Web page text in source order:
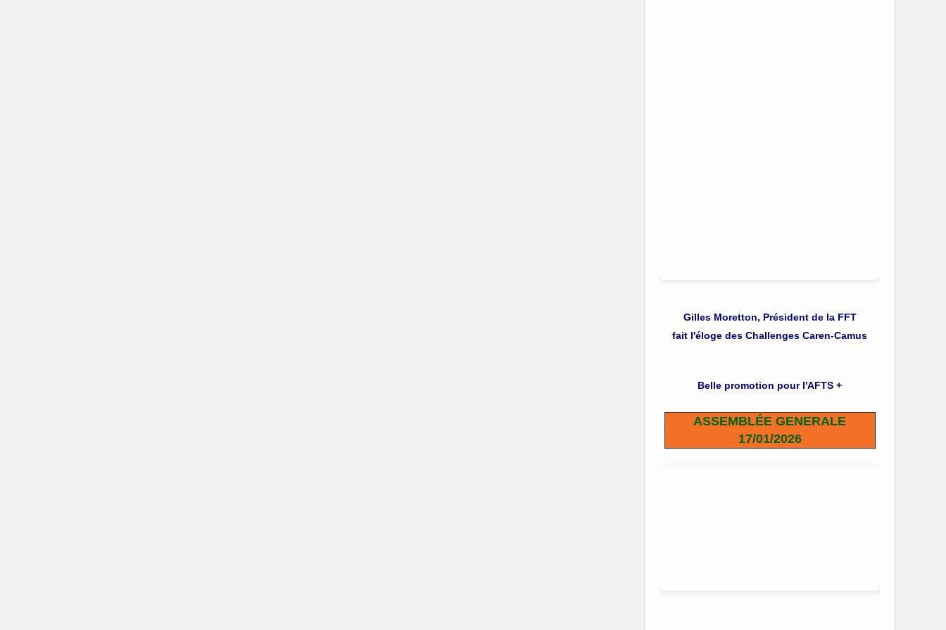
Gilles Moretton, Président de la FFT
fait l'éloge des Challenges Caren-Camus
Belle promotion pour l'AFTS +
ASSEMBLÉE GENERALE
17/01/2026